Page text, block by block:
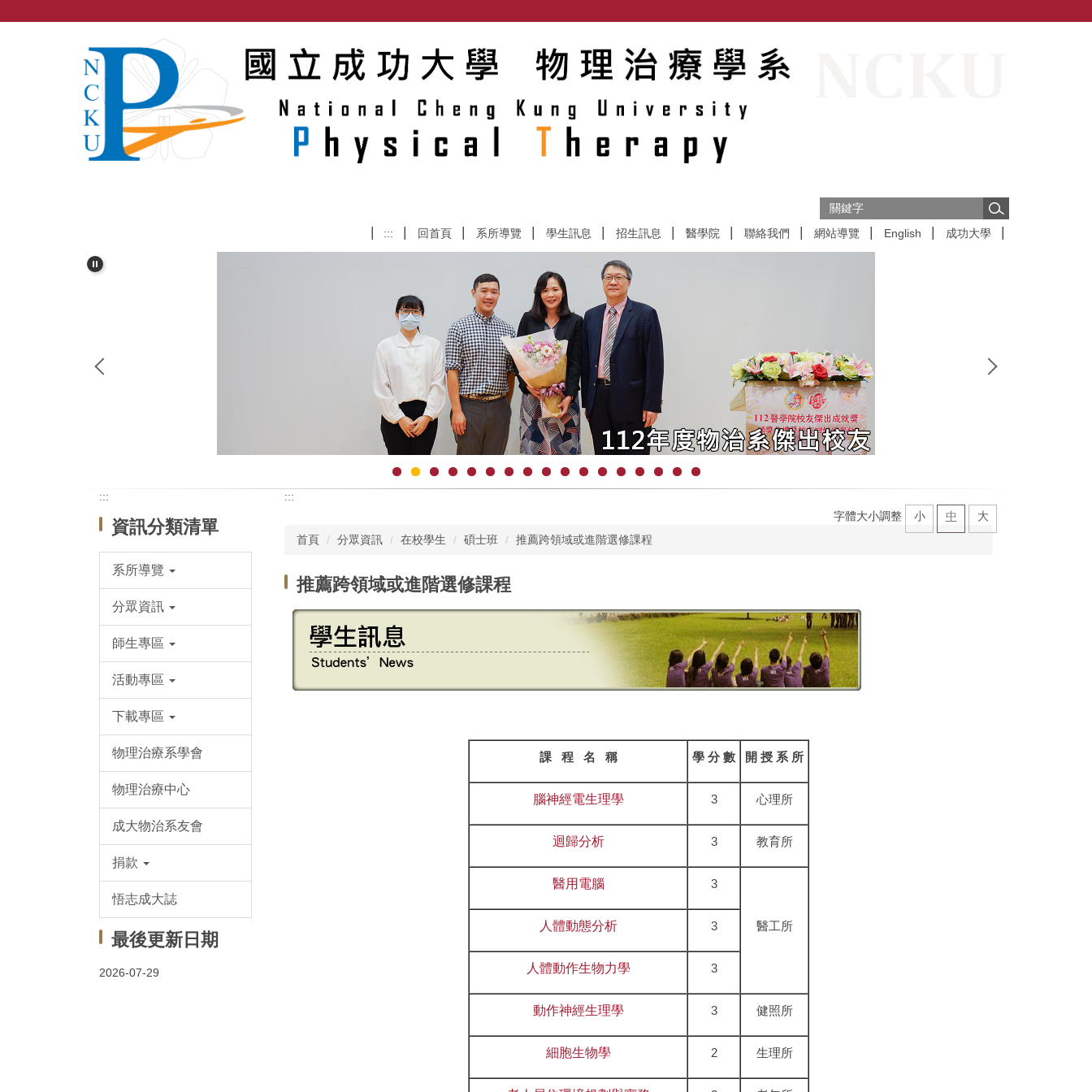
::: 回首頁 系所導覽 學生訊息 招生訊息 醫學院 聯絡我們 網站導覽 English 成功大學
:::
資訊分類清單
系所導覽
分眾資訊
師生專區
活動專區
下載專區
物理治療系學會
物理治療中心
成大物治系友會
捐款
悟志成大誌
最後更新日期
2026-07-29
:::
首頁 分眾資訊 在校學生 碩士班 推薦跨領域或進階選修課程
推薦跨領域或進階選修課程
字體大小調整 小 中 大
課 程 名 稱 學 分 數 開 授 系 所
腦神經電生理學 3 心理所
迴歸分析 3 教育所
醫用電腦 3
醫工所
人體動態分析 3
人體動作生物力學 3
動作神經生理學 3 健照所
細胞生物學 2 生理所